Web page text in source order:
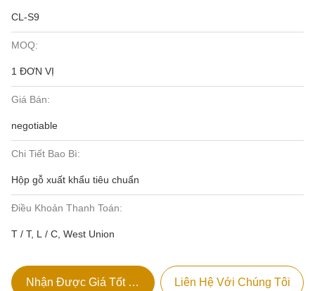
CL-S9
MOQ:
1 ĐƠN VỊ
Giá Bán:
negotiable
Chi Tiết Bao Bì:
Hộp gỗ xuất khẩu tiêu chuẩn
Điều Khoản Thanh Toán:
T / T, L / C, West Union
Nhận Được Giá Tốt Nhất Liên Hệ Với Chúng Tôi